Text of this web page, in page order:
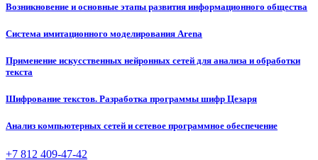
Возникновение и основные этапы развития информационного общества
Система имитационного моделирования Arena
Применение искусственных нейронных сетей для анализа и обработки
текста
Шифрование текстов. Разработка программы шифр Цезаря
Анализ компьютерных сетей и сетевое программное обеспечение
+7 812 409-47-42